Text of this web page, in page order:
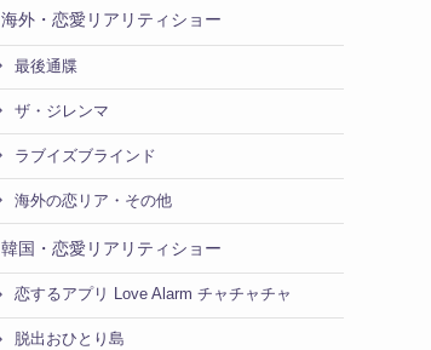
海外・恋愛リアリティショー
最後通牒
ザ・ジレンマ
ラブイズブラインド
海外の恋リア・その他
韓国・恋愛リアリティショー
恋するアプリ Love Alarm チャチャチャ
脱出おひとり島